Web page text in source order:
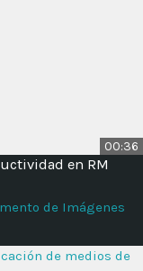
00:36
en RM
de Imágenes